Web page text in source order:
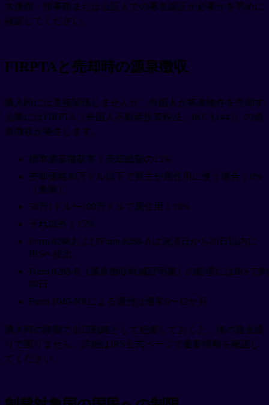
大使館・領事館または公証人での署名認証が必要かを早めに
確認してください。
FIRPTAと売却時の源泉徴収
購入時には直接関係しませんが、外国人が将来物件を売却す
る際にはFIRPTA（外国人不動産投資税法、IRC §1445）の源
泉徴収が発生します。
標準源泉徴収率：売却総額の15%
売却価格30万ドル以下で買主が居住用に使う場合：0%
（免除）
30万1ドル〜100万ドルで居住用：10%
それ以外：15%
Form 8288およびForm 8288-Aは決済日から20日以内に
IRSへ提出
Form 8288-B（源泉徴収軽減証明書）の処理にはIRSで約
90日
Form 1040-NRによる還付は通常6〜12か月
購入時の段階で出口戦略として把握しておくと、後の資金繰
りで困りません。詳細はIRS公式ページで最新情報を確認し
てください。